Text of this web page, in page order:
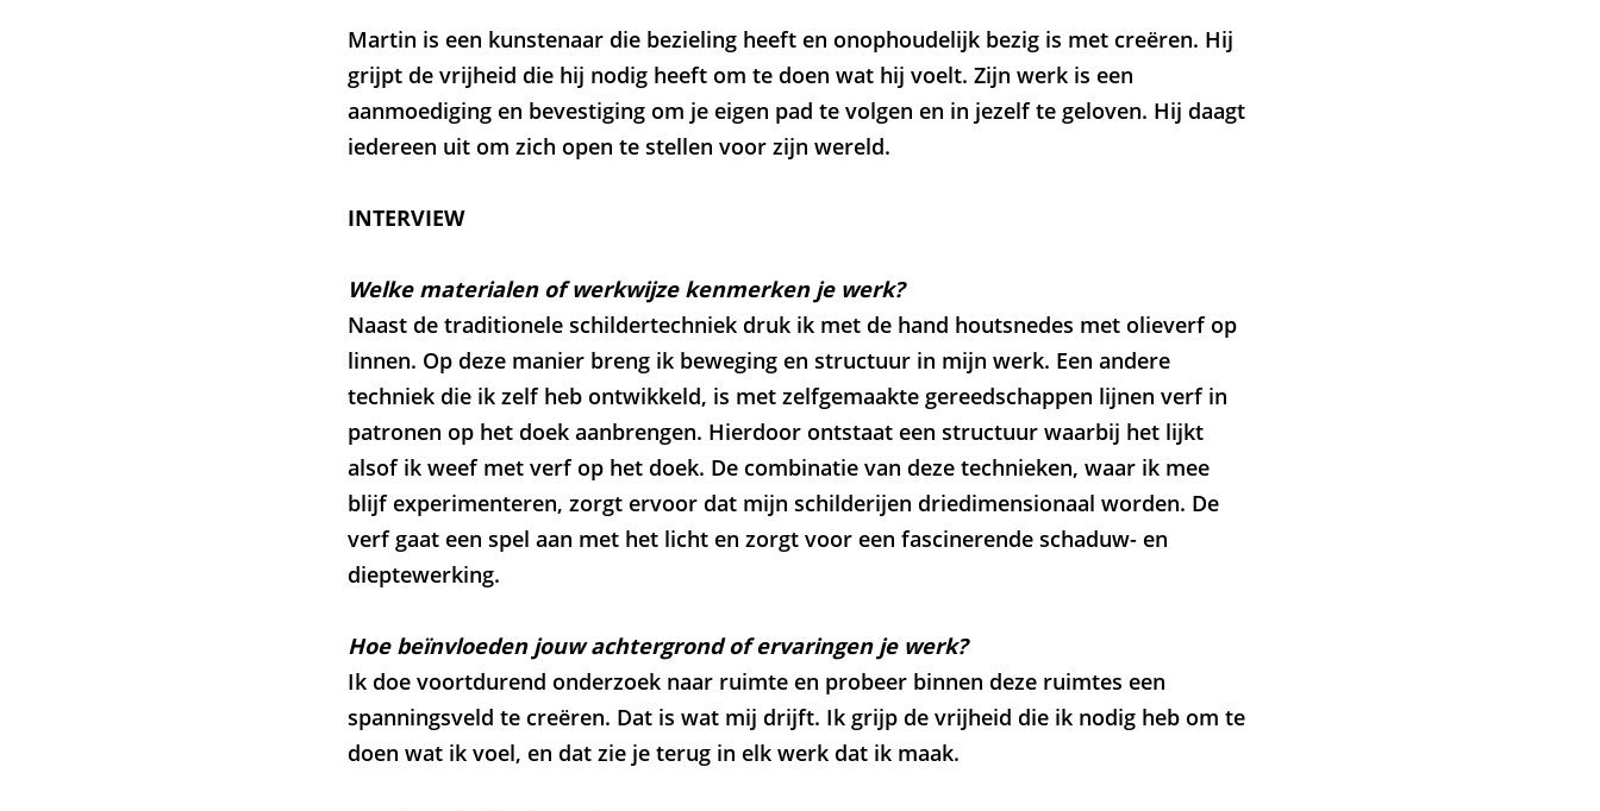
Martin is een kunstenaar die bezieling heeft en onophoudelijk bezig is met creëren. Hij
grijpt de vrijheid die hij nodig heeft om te doen wat hij voelt. Zijn werk is een
aanmoediging en bevestiging om je eigen pad te volgen en in jezelf te geloven. Hij daagt
iedereen uit om zich open te stellen voor zijn wereld.
INTERVIEW
Welke materialen of werkwijze kenmerken je werk?
Naast de traditionele schildertechniek druk ik met de hand houtsnedes met olieverf op
linnen. Op deze manier breng ik beweging en structuur in mijn werk. Een andere
techniek die ik zelf heb ontwikkeld, is met zelfgemaakte gereedschappen lijnen verf in
patronen op het doek aanbrengen. Hierdoor ontstaat een structuur waarbij het lijkt
alsof ik weef met verf op het doek. De combinatie van deze technieken, waar ik mee
blijf experimenteren, zorgt ervoor dat mijn schilderijen driedimensionaal worden. De
verf gaat een spel aan met het licht en zorgt voor een fascinerende schaduw- en
dieptewerking.
Hoe beïnvloeden jouw achtergrond of ervaringen je werk?
Ik doe voortdurend onderzoek naar ruimte en probeer binnen deze ruimtes een
spanningsveld te creëren. Dat is wat mij drijft. Ik grijp de vrijheid die ik nodig heb om te
doen wat ik voel, en dat zie je terug in elk werk dat ik maak.
Inzoomen